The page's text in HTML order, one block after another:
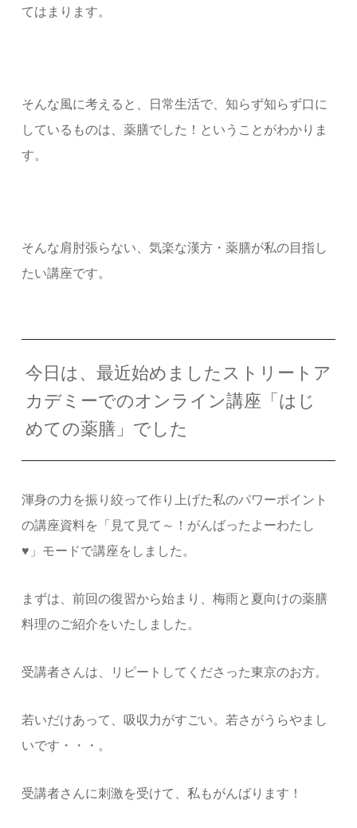
てはまります。
そんな風に考えると、日常生活で、知らず知らず口に
しているものは、薬膳でした！ということがわかりま
す。
そんな肩肘張らない、気楽な漢方・薬膳が私の目指し
たい講座です。
今日は、最近始めましたストリートア
カデミーでのオンライン講座「はじ
めての薬膳」でした
渾身の力を振り絞って作り上げた私のパワーポイント
の講座資料を「見て見て～！がんばったよーわたし
♥」モードで講座をしました。
まずは、前回の復習から始まり、梅雨と夏向けの薬膳
料理のご紹介をいたしました。
受講者さんは、リピートしてくださった東京のお方。
若いだけあって、吸収力がすごい。若さがうらやまし
いです・・・。
受講者さんに刺激を受けて、私もがんばります！